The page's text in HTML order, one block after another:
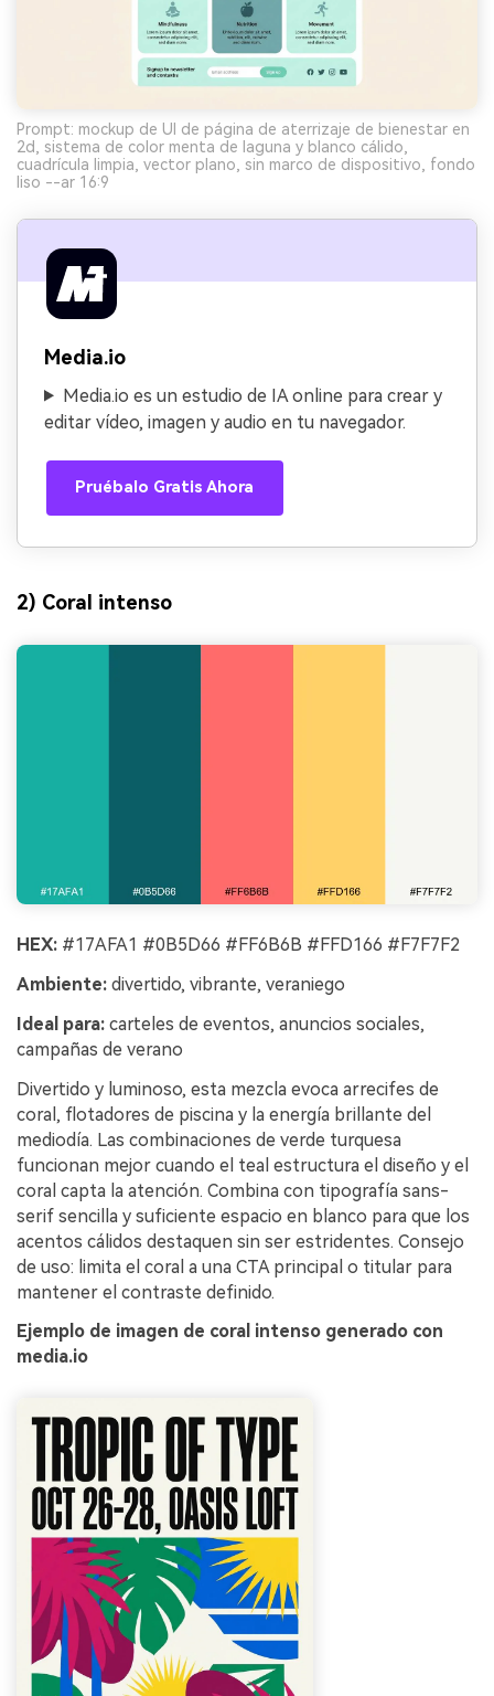
Prompt: mockup de UI de página de aterrizaje de bienestar en
2d, sistema de color menta de laguna y blanco cálido,
cuadrícula limpia, vector plano, sin marco de dispositivo, fondo
liso --ar 16:9
Media.io
Media.io es un estudio de IA online para crear y
editar vídeo, imagen y audio en tu navegador.
Pruébalo Gratis Ahora
2) Coral intenso
HEX: #17AFA1 #0B5D66 #FF6B6B #FFD166 #F7F7F2
Ambiente: divertido, vibrante, veraniego
Ideal para: carteles de eventos, anuncios sociales,
campañas de verano
Divertido y luminoso, esta mezcla evoca arrecifes de
coral, flotadores de piscina y la energía brillante del
mediodía. Las combinaciones de verde turquesa
funcionan mejor cuando el teal estructura el diseño y el
coral capta la atención. Combina con tipografía sans-
serif sencilla y suficiente espacio en blanco para que los
acentos cálidos destaquen sin ser estridentes. Consejo
de uso: limita el coral a una CTA principal o titular para
mantener el contraste definido.
Ejemplo de imagen de coral intenso generado con
media.io